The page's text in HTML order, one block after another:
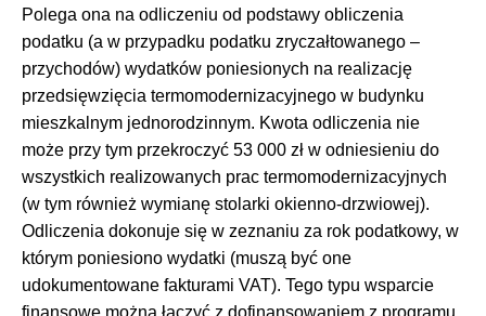
Polega ona na odliczeniu od podstawy obliczenia
podatku (a w przypadku podatku zryczałtowanego –
przychodów) wydatków poniesionych na realizację
przedsięwzięcia termomodernizacyjnego w budynku
mieszkalnym jednorodzinnym. Kwota odliczenia nie
może przy tym przekroczyć 53 000 zł w odniesieniu do
wszystkich realizowanych prac termomodernizacyjnych
(w tym również wymianę stolarki okienno-drzwiowej).
Odliczenia dokonuje się w zeznaniu za rok podatkowy, w
którym poniesiono wydatki (muszą być one
udokumentowane fakturami VAT). Tego typu wsparcie